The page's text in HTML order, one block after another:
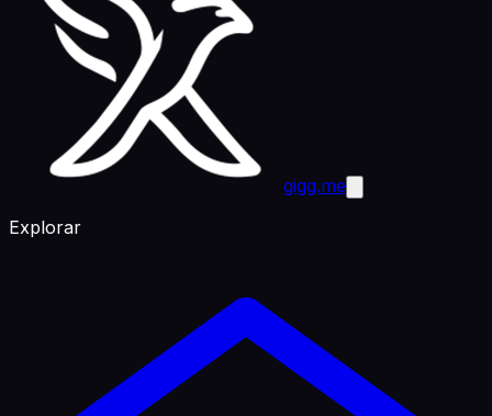
gigg.me
Explorar